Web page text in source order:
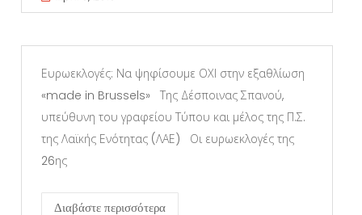
Ευρωεκλογές: Να ψηφίσουμε ΟΧΙ στην εξαθλίωση
«made in Brussels» Της Δέσποινας Σπανού,
υπεύθυνη του γραφείου Τύπου και μέλος της Π.Σ.
της Λαϊκής Ενότητας (ΛΑΕ) Οι ευρωεκλογές της
26ης
Διαβάστε περισσότερα